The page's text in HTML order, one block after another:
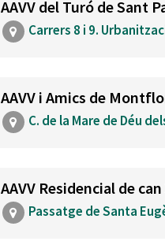
AAVV del Turó de Sant
Carrers 8 i 9.
AAVV i Amics de
C. de la Mare de Déu
AAVV Residencial de can
Passatge de Santa